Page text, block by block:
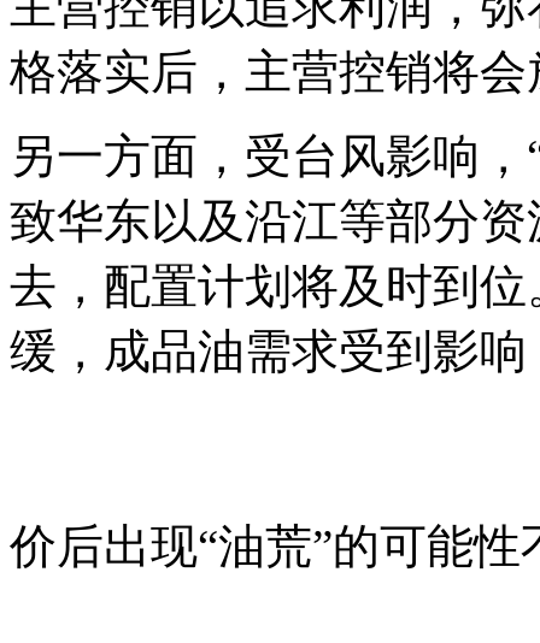
格落实后，主营控销将会
另一方面，受台风影响
致华东以及沿江等部分
去，配置计划将及时到
缓，成品油需求受到影
价后出现“油荒”的可能